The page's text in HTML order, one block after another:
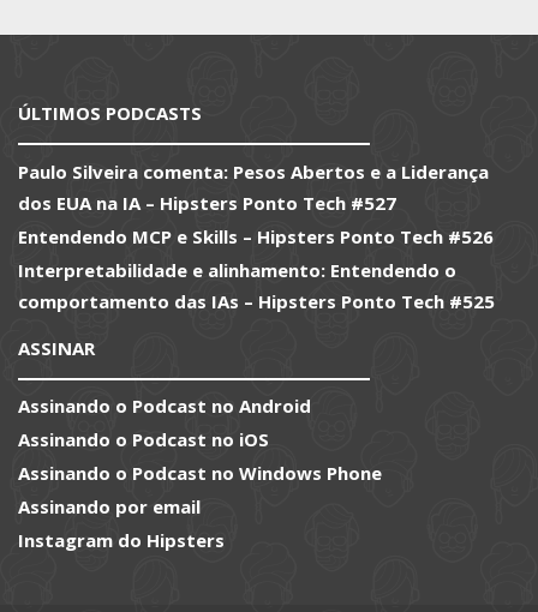
ÚLTIMOS PODCASTS
Paulo Silveira comenta: Pesos Abertos e a Liderança
dos EUA na IA – Hipsters Ponto Tech #527
Entendendo MCP e Skills – Hipsters Ponto Tech #526
Interpretabilidade e alinhamento: Entendendo o
comportamento das IAs – Hipsters Ponto Tech #525
ASSINAR
Assinando o Podcast no Android
Assinando o Podcast no iOS
Assinando o Podcast no Windows Phone
Assinando por email
Instagram do Hipsters